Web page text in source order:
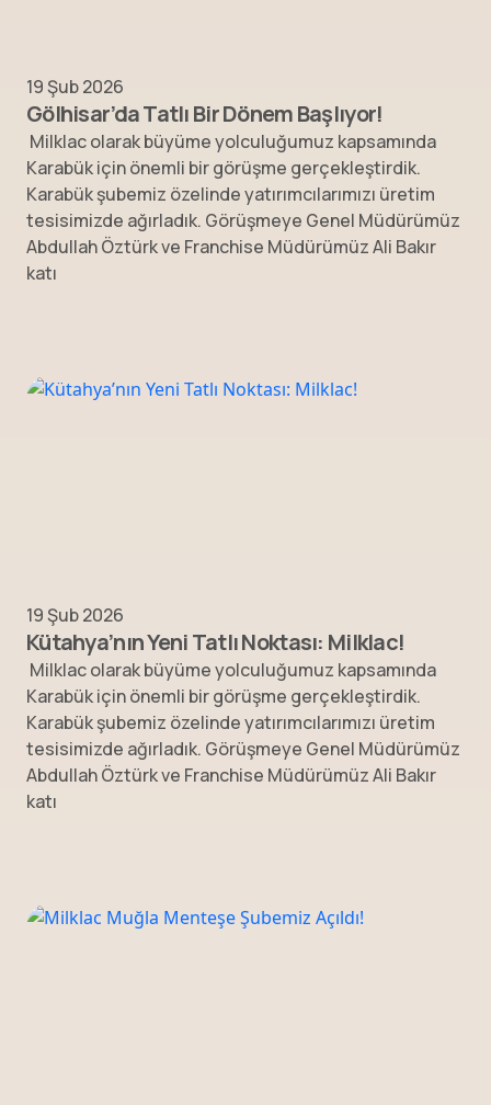
19 Şub 2026
Gölhisar’da Tatlı Bir Dönem Başlıyor!
Milklac olarak büyüme yolculuğumuz kapsamında
Karabük için önemli bir görüşme gerçekleştirdik.
Karabük şubemiz özelinde yatırımcılarımızı üretim
tesisimizde ağırladık. Görüşmeye Genel Müdürümüz
Abdullah Öztürk ve Franchise Müdürümüz Ali Bakır
katı
19 Şub 2026
Kütahya’nın Yeni Tatlı Noktası: Milklac!
Milklac olarak büyüme yolculuğumuz kapsamında
Karabük için önemli bir görüşme gerçekleştirdik.
Karabük şubemiz özelinde yatırımcılarımızı üretim
tesisimizde ağırladık. Görüşmeye Genel Müdürümüz
Abdullah Öztürk ve Franchise Müdürümüz Ali Bakır
katı